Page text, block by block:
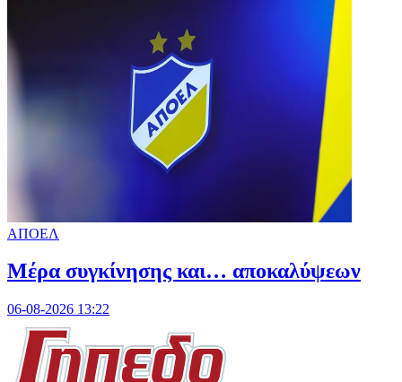
ΑΠΟΕΛ
Mέρα συγκίνησης και… αποκαλύψεων
06-08-2026 13:22